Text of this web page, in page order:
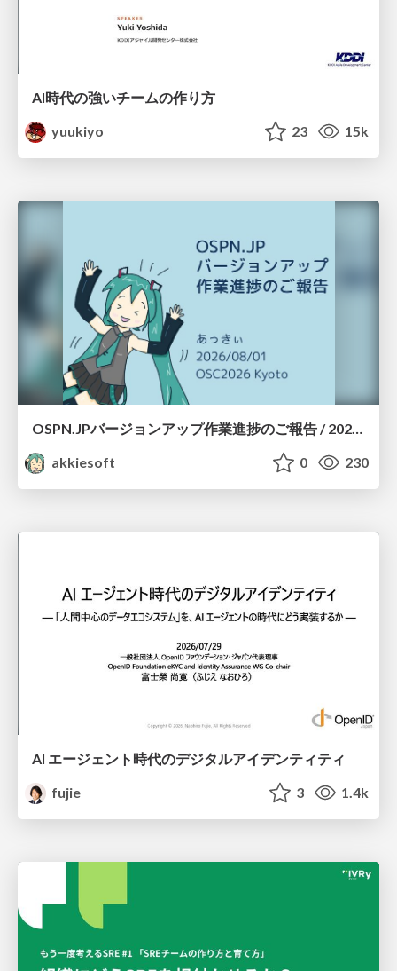
AI時代の強いチームの作り方
yuukiyo
23 15k
akkiesoft
0 230
AI エージェント時代のデジタルアイデンティティ
fujie
3 1.4k